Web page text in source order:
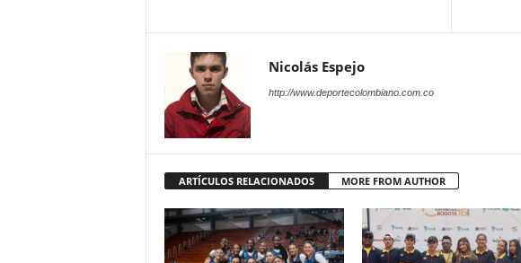
Nicolás Espejo
http://www.deportecolombiano.com.co
ARTÍCULOS RELACIONADOS MORE FROM AUTHOR